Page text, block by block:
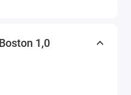
частью вашего
1,0